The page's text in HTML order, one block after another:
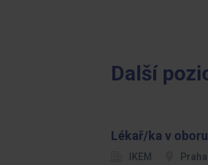
Další
Lékař/ka v
IKEM